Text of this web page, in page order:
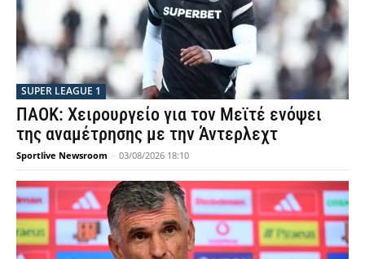
SUPER LEAGUE 1
ΠΑΟΚ: Χειρουργείο για τον Μεϊτέ ενόψει
της αναμέτρησης με την Άντερλεχτ
Sportlive Newsroom - 03/08/2026 18:10